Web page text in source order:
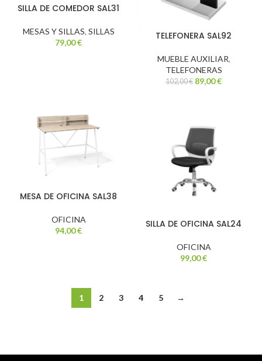
SILLA DE COMEDOR SAL31
MESAS Y SILLAS, SILLAS
79,00€
TELEFONERA SAL92
MUEBLE AUXILIAR,
TELEFONERAS
102,00€ 89,00€
MESA DE OFICINA SAL38
OFICINA
94,00€
SILLA DE OFICINA SAL24
OFICINA
99,00€
1 2 3 4 5 →